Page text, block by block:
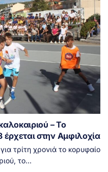
– Το
στην Αμφιλοχία
τρίτη χρονιά το κορυφαίο
το...